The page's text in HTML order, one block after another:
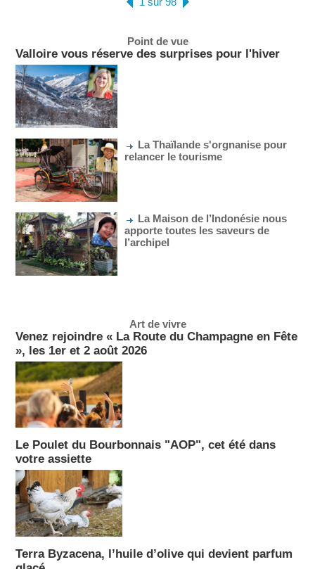
Point de vue
Valloire vous réserve des surprises pour l'hiver
La Thaïlande s'orgnanise pour
relancer le tourisme
La Maison de l’Indonésie nous
apporte toutes les saveurs de
l’archipel
Art de vivre
Venez rejoindre « La Route du Champagne en Fête
», les 1er et 2 août 2026
Le Poulet du Bourbonnais "AOP", cet été dans
votre assiette
Terra Byzacena, l’huile d’olive qui devient parfum